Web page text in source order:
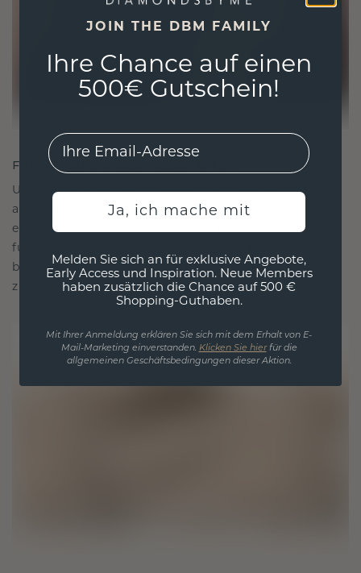
FÜR VERBINDUNGEN GESCHAFFEN
Unsere Designphilosophie ist auf Verbindung
ausgelegt, wobei jedes Stück so gestaltet ist, dass
es die Zeit überdauert. Es wird zu Ihrem Symbol
für Liebe und wertvolle Momente, das dazu
bestimmt ist, für immer getragen und geschätzt
zu werden.
JOIN THE DBM FAMILY
Ihre Chance auf einen
500€ Gutschein!
EMail
Ja, ich mache mit
Melden Sie sich an für exklusive Angebote,
Early Access und Inspiration. Neue Members
haben zusätzlich die Chance auf 500 €
Shopping-Guthaben.
Mit Ihrer Anmeldung erklären Sie sich mit dem Erhalt von E-
Mail-Marketing einverstanden. Klicken Sie hierfür die
allgemeinen Geschäftsbedingungen dieser Aktion.